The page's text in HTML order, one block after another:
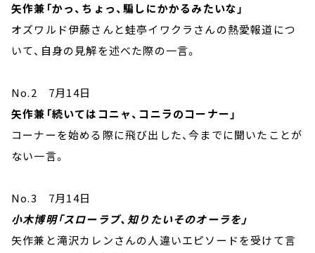
矢作兼「かっ、ちょっ、騙しにかかるみたいな」
オズワルド伊藤さんと蛙亭イワクラさんの熱愛報道につ
いて、自身の見解を述べた際の一言。
No.2 7月14日
矢作兼「続いてはコニャ、コニラのコーナー」
コーナーを始める際に飛び出した、今までに聞いたことが
ない一言。
No.3 7月14日
小木博明「スローラブ、知りたいそのオーラを」
矢作兼と滝沢カレンさんの人違いエピソードを受けて言